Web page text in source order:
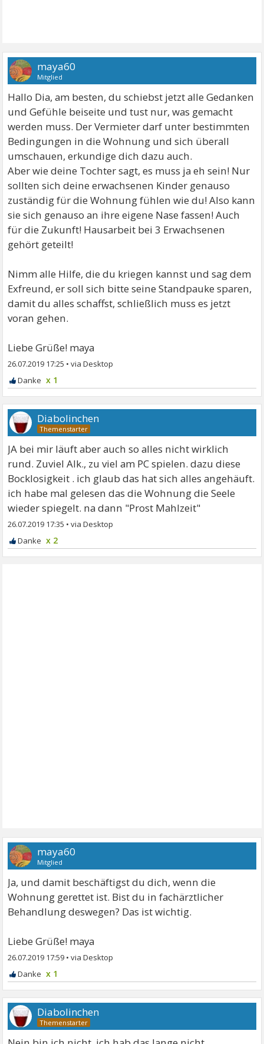
maya60
Mitglied
Hallo Dia, am besten, du schiebst jetzt alle Gedanken
und Gefühle beiseite und tust nur, was gemacht
werden muss. Der Vermieter darf unter bestimmten
Bedingungen in die Wohnung und sich überall
umschauen, erkundige dich dazu auch.
Aber wie deine Tochter sagt, es muss ja eh sein! Nur
sollten sich deine erwachsenen Kinder genauso
zuständig für die Wohnung fühlen wie du! Also kann
sie sich genauso an ihre eigene Nase fassen! Auch
für die Zukunft! Hausarbeit bei 3 Erwachsenen
gehört geteilt!
Nimm alle Hilfe, die du kriegen kannst und sag dem
Exfreund, er soll sich bitte seine Standpauke sparen,
damit du alles schaffst, schließlich muss es jetzt
voran gehen.
Liebe Grüße! maya
26.07.2019 17:25 •
x 1
Diabolinchen
JA bei mir läuft aber auch so alles nicht wirklich
rund. Zuviel Alk., zu viel am PC spielen. dazu diese
Bocklosigkeit . ich glaub das hat sich alles angehäuft.
ich habe mal gelesen das die Wohnung die Seele
wieder spiegelt. na dann "Prost Mahlzeit"
26.07.2019 17:35 •
x 2
maya60
Mitglied
Ja, und damit beschäftigst du dich, wenn die
Wohnung gerettet ist. Bist du in fachärztlicher
Behandlung deswegen? Das ist wichtig.
Liebe Grüße! maya
26.07.2019 17:59 •
x 1
Diabolinchen